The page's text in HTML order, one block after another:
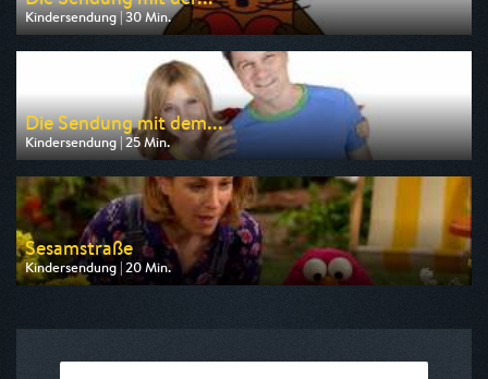
Kindersendung | 30 Min.
Ausgestrahlt von ARD alpha
am 08.08.2026, 07:30
Die Sendung mit dem...
Kindersendung | 25 Min.
Ausgestrahlt von WDR
am 08.08.2026, 08:10
Sesamstraße
Kindersendung | 20 Min.
Ausgestrahlt von KiKA